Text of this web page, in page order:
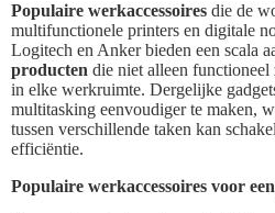
Populaire werkaccessoires die de
multifunctionele printers en digitale
Logitech en Anker bieden een scala
producten die niet alleen
in elke werkruimte. Dergelijke
multitasking eenvoudiger te maken,
tussen verschillende taken kan
efficiëntie.
Populaire werkaccessoires voor